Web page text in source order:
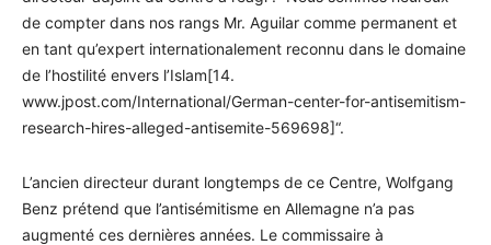
de compter dans nos rangs Mr. Aguilar comme permanent et
en tant qu’expert internationalement reconnu dans le domaine
de l’hostilité envers l’Islam[14.
www.jpost.com/International/German-center-for-antisemitism-
research-hires-alleged-antisemite-569698]“.
L’ancien directeur durant longtemps de ce Centre, Wolfgang
Benz prétend que l’antisémitisme en Allemagne n’a pas
augmenté ces dernières années. Le commissaire à